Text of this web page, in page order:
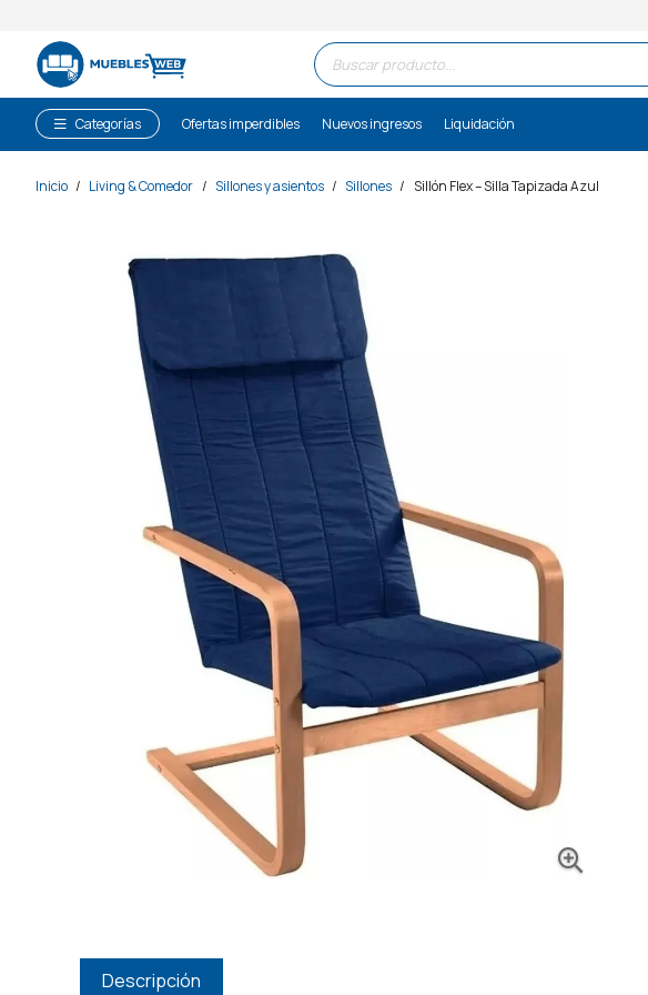
Búsqueda
de
productos
Categorías Ofertas imperdibles Nuevos ingresos Liquidación
Inicio / Living & Comedor / Sillones y asientos / Sillones / Sillón Flex – Silla Tapizada Azul
Descripción